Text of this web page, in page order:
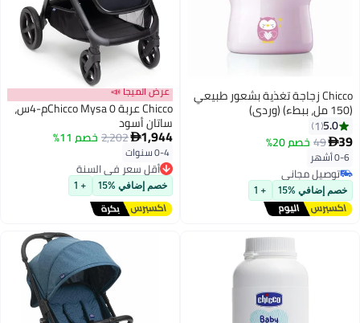
Chicco زجاجة تغذية بشعور طبيعي
(150 مل، ببطء) (وردي)
5.0
1
39
49 خصم 20%
0-6 أشهر
توصيل مجاني
توصيل مجاني
خصم إضافي %15 + 1
عرض الميجا 📣
Chicco عربة Chicco Mysa 0م-4س،
ساتان أسود
1,944
2,202خصم 11%
0-4 سنواتأقل سعر في السنة
توصيل مجاني
أقل سعر في السنة
خصم إضافي %15 + 1